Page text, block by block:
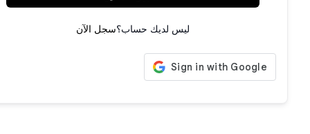
ليس لديك حساب؟سجل الآن